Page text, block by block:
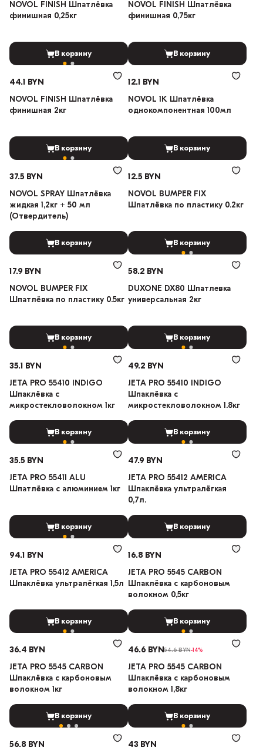
NOVOL FINISH Шпатлёвка
финишная 0,25кг
В корзину
NOVOL FINISH Шпатлёвка
финишная 0,75кг
В корзину
44.1 BYN
NOVOL FINISH Шпатлёвка
финишная 2кг
В корзину
12.1 BYN
NOVOL 1K Шпатлёвка
однокомпонентная 100мл
В корзину
37.5 BYN
NOVOL SPRAY Шпатлёвка
жидкая 1,2кг + 50 мл
(Отвердитель)
В корзину
12.5 BYN
NOVOL BUMPER FIX
Шпатлёвка по пластику 0.2кг
В корзину
17.9 BYN
NOVOL BUMPER FIX
Шпатлёвка по пластику 0.5кг
В корзину
58.2 BYN
DUXONE DX80 Шпатлевка
универсальная 2кг
В корзину
35.1 BYN
JETA PRO 55410 INDIGO
Шпаклёвка с
микростекловолокном 1кг
В корзину
49.2 BYN
JETA PRO 55410 INDIGO
Шпаклёвка с
микростекловолокном 1.8кг
В корзину
35.5 BYN
JETA PRO 55411 ALU
Шпатлёвка с алюминием 1кг
В корзину
47.9 BYN
JETA PRO 55412 AMERICA
Шпаклёвка ультралёгкая
0,7л.
В корзину
94.1 BYN
JETA PRO 55412 AMERICA
Шпаклёвка ультралёгкая 1,5л
В корзину
16.8 BYN
JETA PRO 5545 CARBON
Шпаклёвка с карбоновым
волокном 0,5кг
В корзину
36.4 BYN
JETA PRO 5545 CARBON
Шпаклёвка с карбоновым
волокном 1кг
В корзину
46.6 BYN54.6 BYN-14%
JETA PRO 5545 CARBON
Шпаклёвка с карбоновым
волокном 1,8кг
В корзину
56.8 BYN 43 BYN